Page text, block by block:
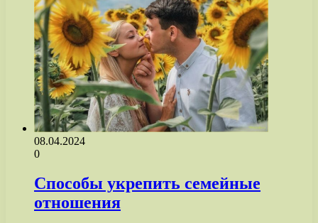
08.04.2024
0
Способы укрепить семейные
отношения